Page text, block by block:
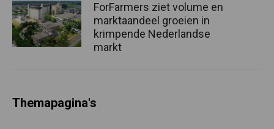
ForFarmers ziet volume en
marktaandeel groeien in
krimpende Nederlandse
markt
Themapagina's